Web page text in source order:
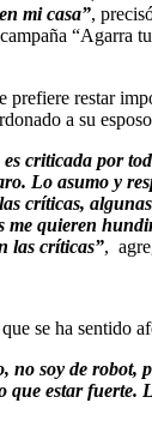
mi casa”,
“Agarra
prefiere restar
a su
criticada por
Lo asumo y
críticas,
me quieren
las críticas”,
se ha sentido
no soy de robot,
que estar fuerte.